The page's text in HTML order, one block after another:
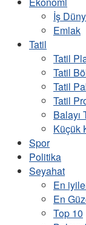
İş
Emlak
Tatil
Tatil
Tatil
Tatil
Tatil
Balayı
Küçük
Spor
Politika
Seyahat
En
En
Top 10